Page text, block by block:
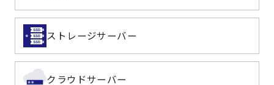
サポート
会社案内
ストレージサーバー
クラウドサーバー